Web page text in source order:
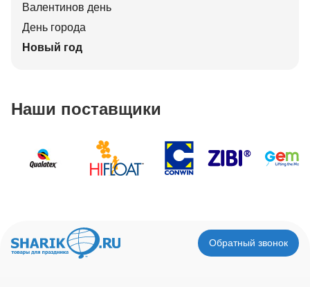
Валентинов день
День города
Новый год
Наши поставщики
Обратный звонок